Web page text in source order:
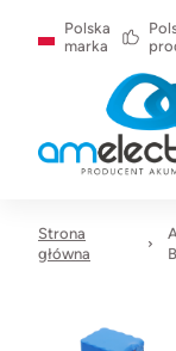
Polska
marka
Strona
główna